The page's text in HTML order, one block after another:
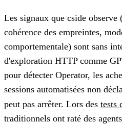
Les signaux que cside
cohérence des empreintes,
comportementale) sont sans
d'exploration HTTP comme
pour détecter Operator, les
sessions automatisées non
peut pas arrêter. Lors des tests
traditionnels ont raté des